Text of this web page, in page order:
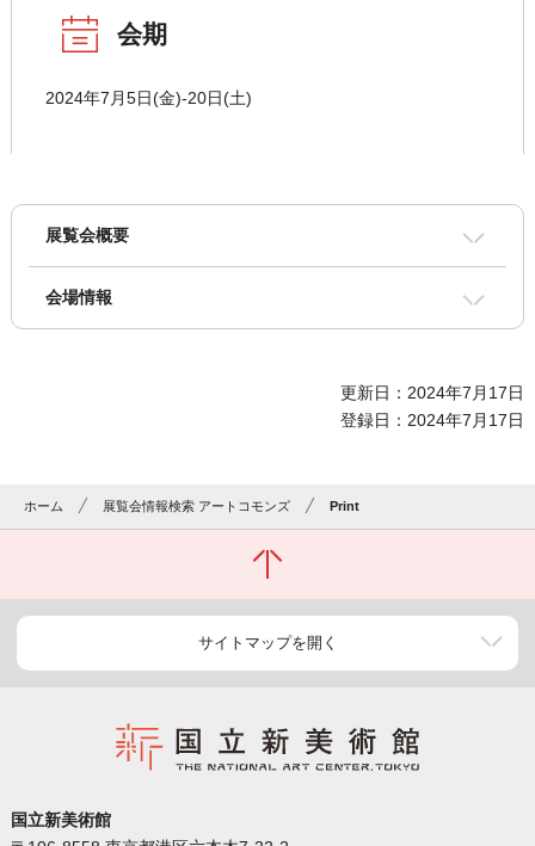
会期
2024年7月5日(金)-20日(土)
展覧会概要
会場情報
更新日：2024年7月17日
登録日：2024年7月17日
ホーム 展覧会情報検索 アートコモンズ Print
サイトマップを開く
国立新美術館